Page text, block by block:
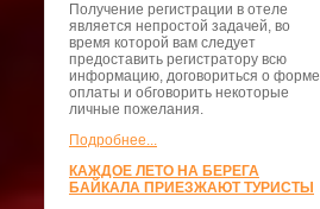
Получение регистрации в отеле
является непростой задачей, во
время которой вам следует
предоставить регистратору всю
информацию, договориться о форме
оплаты и обговорить некоторые
личные пожелания.
Подробнее...
КАЖДОЕ ЛЕТО НА БЕРЕГА
БАЙКАЛА ПРИЕЗЖАЮТ ТУРИСТЫ